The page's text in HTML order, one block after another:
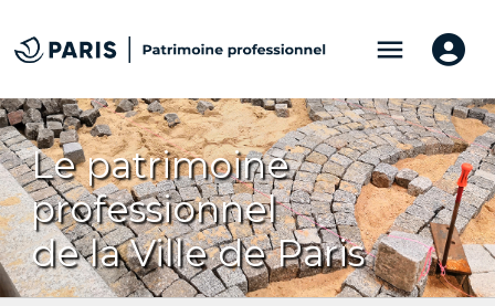
menu
Le patrimoine
professionnel
de la Ville de Paris